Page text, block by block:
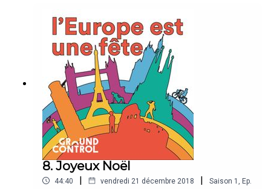
8. Joyeux Noël
44:40 | vendredi 21 décembre 2018 | Saison 1 Ep.